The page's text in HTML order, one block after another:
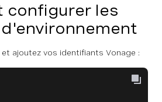
configurer les
et ajoutez vos identifiants Vonage :